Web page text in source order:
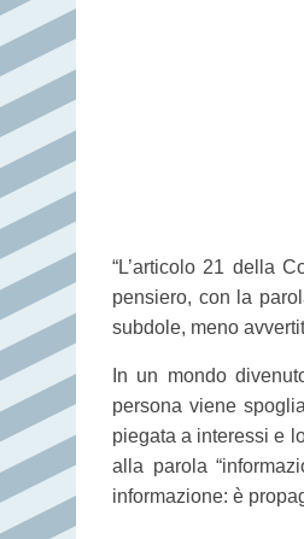
“L’articolo 21 della
pensiero, con la
subdole, meno
In un mondo
persona viene
piegata a interessi e
alla parola
informazione: è